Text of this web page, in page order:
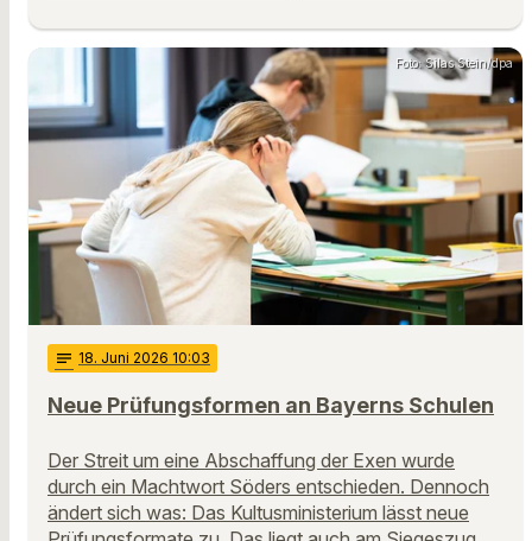
Foto: Silas Stein/dpa
notes 18. Juni 2026 10:03
Neue Prüfungsformen an Bayerns Schulen
Der Streit um eine Abschaffung der Exen wurde
durch ein Machtwort Söders entschieden. Dennoch
ändert sich was: Das Kultusministerium lässt neue